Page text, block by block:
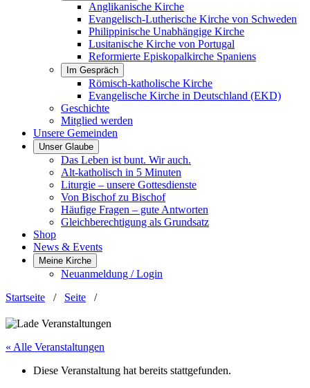
Anglikanische Kirche
Evangelisch-Lutherische Kirche von Schweden
Philippinische Unabhängige Kirche
Lusitanische Kirche von Portugal
Reformierte Episkopalkirche Spaniens
Im Gespräch
Römisch-katholische Kirche
Evangelische Kirche in Deutschland (EKD)
Geschichte
Mitglied werden
Unsere Gemeinden
Unser Glaube
Das Leben ist bunt. Wir auch.
Alt-katholisch in 5 Minuten
Liturgie – unsere Gottesdienste
Von Bischof zu Bischof
Häufige Fragen – gute Antworten
Gleichberechtigung als Grundsatz
Shop
News & Events
Meine Kirche
Neuanmeldung / Login
Startseite / Seite /
« Alle Veranstaltungen
Diese Veranstaltung hat bereits stattgefunden.